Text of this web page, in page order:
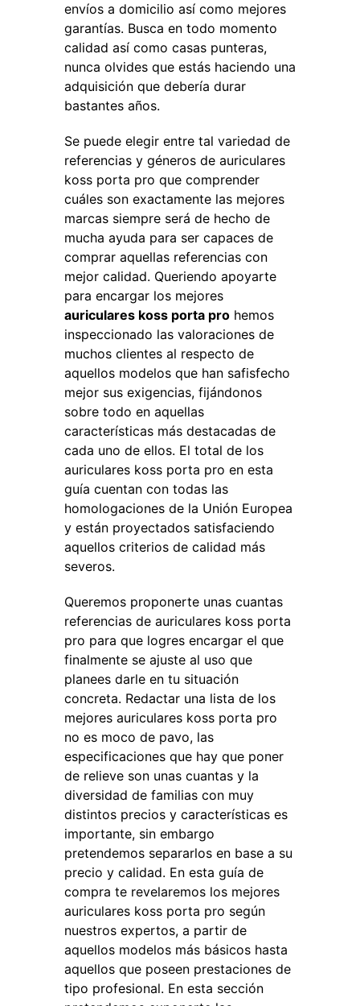
envíos a domicilio así como mejores
garantías. Busca en todo momento
calidad así como casas punteras,
nunca olvides que estás haciendo una
adquisición que debería durar
bastantes años.
Se puede elegir entre tal variedad de
referencias y géneros de auriculares
koss porta pro que comprender
cuáles son exactamente las mejores
marcas siempre será de hecho de
mucha ayuda para ser capaces de
comprar aquellas referencias con
mejor calidad. Queriendo apoyarte
para encargar los mejores
auriculares koss porta pro hemos
inspeccionado las valoraciones de
muchos clientes al respecto de
aquellos modelos que han safisfecho
mejor sus exigencias, fijándonos
sobre todo en aquellas
características más destacadas de
cada uno de ellos. El total de los
auriculares koss porta pro en esta
guía cuentan con todas las
homologaciones de la Unión Europea
y están proyectados satisfaciendo
aquellos criterios de calidad más
severos.
Queremos proponerte unas cuantas
referencias de auriculares koss porta
pro para que logres encargar el que
finalmente se ajuste al uso que
planees darle en tu situación
concreta. Redactar una lista de los
mejores auriculares koss porta pro
no es moco de pavo, las
especificaciones que hay que poner
de relieve son unas cuantas y la
diversidad de familias con muy
distintos precios y características es
importante, sin embargo
pretendemos separarlos en base a su
precio y calidad. En esta guía de
compra te revelaremos los mejores
auriculares koss porta pro según
nuestros expertos, a partir de
aquellos modelos más básicos hasta
aquellos que poseen prestaciones de
tipo profesional. En esta sección